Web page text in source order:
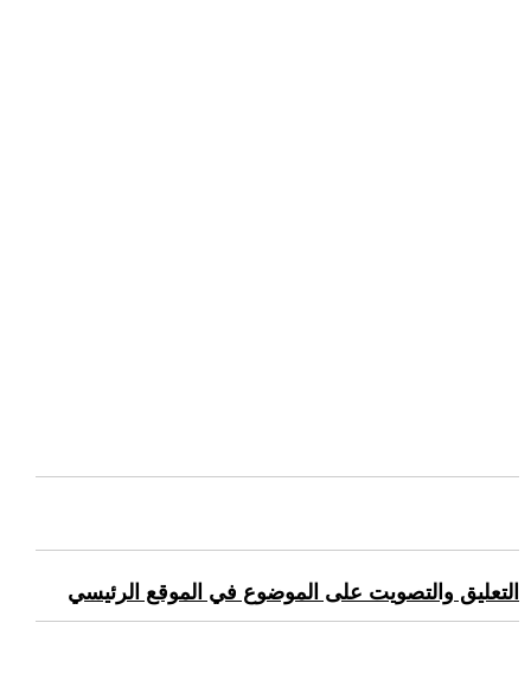
التعليق والتصويت على الموضوع في الموقع الرئيسي